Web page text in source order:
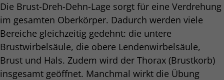
Die Brust-Dreh-Dehn-Lage sorgt für eine Verdrehung
im gesamten Oberkörper. Dadurch werden viele
Bereiche gleichzeitig gedehnt: die untere
Brustwirbelsäule, die obere Lendenwirbelsäule,
Brust und Hals. Zudem wird der Thorax (Brustkorb)
insgesamt geöffnet. Manchmal wirkt die Übung